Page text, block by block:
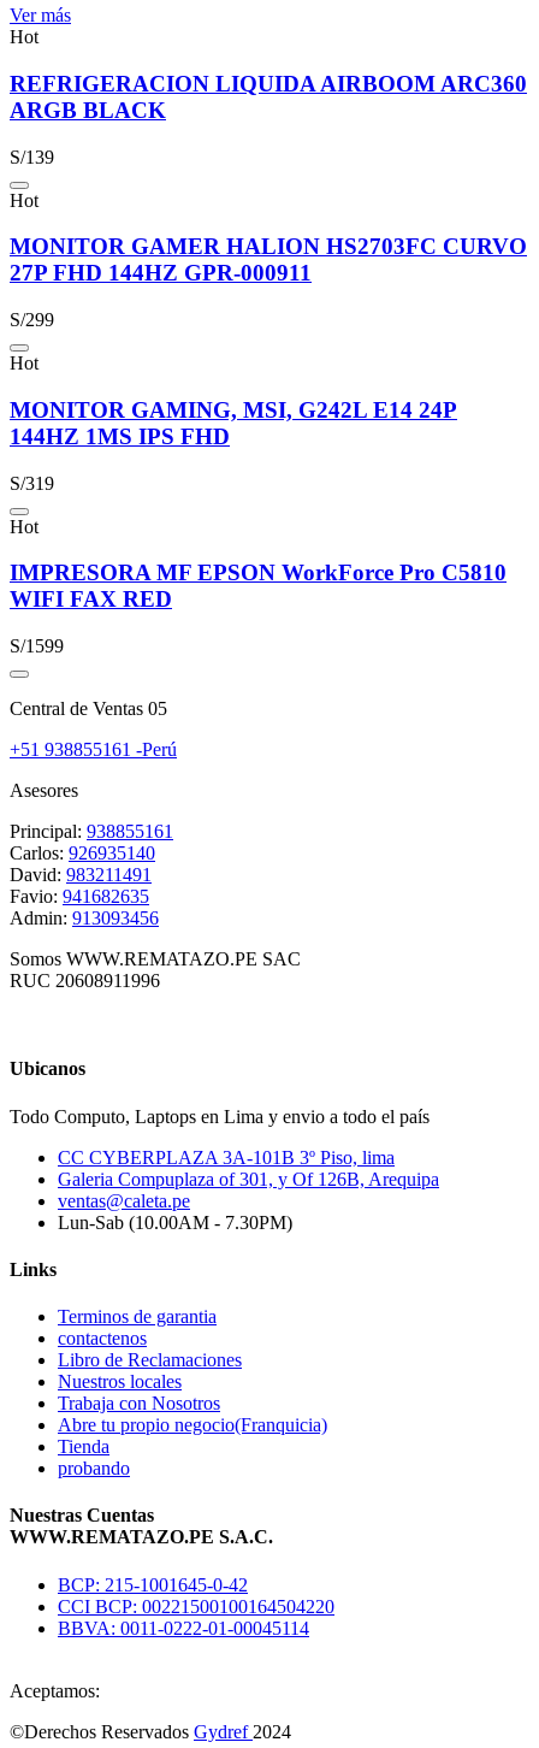
Ver más
Hot
REFRIGERACION LIQUIDA AIRBOOM ARC360
ARGB BLACK
S/139
Hot
MONITOR GAMER HALION HS2703FC CURVO
27P FHD 144HZ GPR-000911
S/299
Hot
MONITOR GAMING, MSI, G242L E14 24P
144HZ 1MS IPS FHD
S/319
Hot
IMPRESORA MF EPSON WorkForce Pro C5810
WIFI FAX RED
S/1599
Central de Ventas 05
+51 938855161 -Perú
Asesores
Principal: 938855161
Carlos: 926935140
David: 983211491
Favio: 941682635
Admin: 913093456
Somos WWW.REMATAZO.PE SAC
RUC 20608911996
Ubicanos
Todo Computo, Laptops en Lima y envio a todo el país
CC CYBERPLAZA 3A-101B 3º Piso, lima
Galeria Compuplaza of 301, y Of 126B, Arequipa
ventas@caleta.pe
Lun-Sab (10.00AM - 7.30PM)
Links
Terminos de garantia
contactenos
Libro de Reclamaciones
Nuestros locales
Trabaja con Nosotros
Abre tu propio negocio(Franquicia)
Tienda
probando
Nuestras Cuentas
WWW.REMATAZO.PE S.A.C.
BCP: 215-1001645-0-42
CCI BCP: 00221500100164504220
BBVA: 0011-0222-01-00045114
Aceptamos:
©Derechos Reservados Gydref 2024